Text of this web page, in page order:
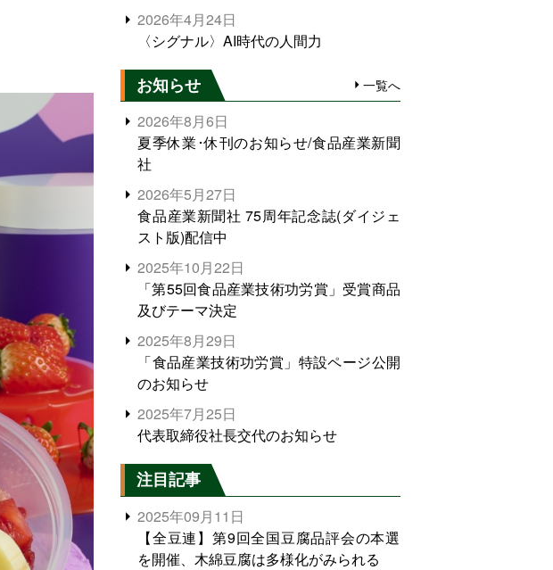
2026年4月24日
〈シグナル〉AI時代の人間力
お知らせ 一覧へ
2026年8月6日
夏季休業･休刊のお知らせ/食品産業新聞
社
2026年5月27日
食品産業新聞社 75周年記念誌(ダイジェ
スト版)配信中
2025年10月22日
「第55回食品産業技術功労賞」受賞商品
及びテーマ決定
2025年8月29日
「食品産業技術功労賞」特設ページ公開
のお知らせ
2025年7月25日
代表取締役社長交代のお知らせ
注目記事
2025年09月11日
【全豆連】第9回全国豆腐品評会の本選
を開催、木綿豆腐は多様化がみられる